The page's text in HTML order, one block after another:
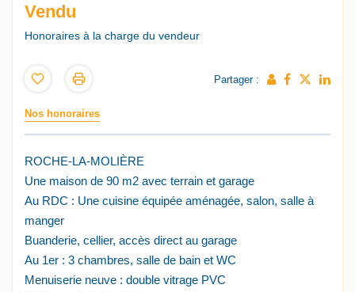
Vendu
Honoraires à la charge du vendeur
Partager :
Nos honoraires
ROCHE-LA-MOLIÈRE
Une maison de 90 m2 avec terrain et garage
Au RDC : Une cuisine équipée aménagée, salon, salle à
manger
Buanderie, cellier, accès direct au garage
Au 1er : 3 chambres, salle de bain et WC
Menuiserie neuve : double vitrage PVC